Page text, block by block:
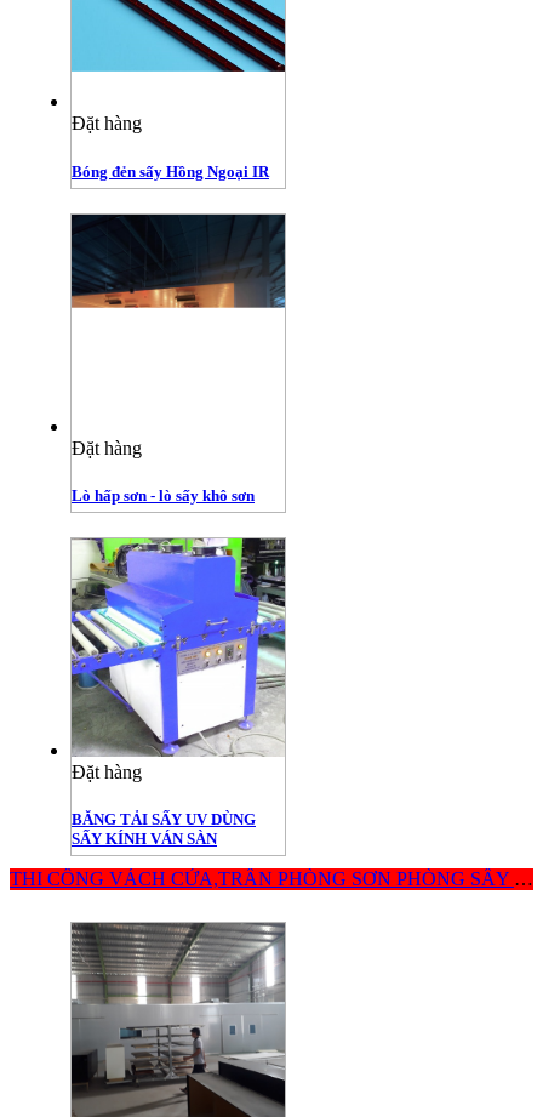
Đặt hàng
Bóng đẻn sấy Hồng Ngoại IR
Đặt hàng
Lò hấp sơn - lò sấy khô sơn
Đặt hàng
BĂNG TẢI SẤY UV DÙNG
SẤY KÍNH VÁN SÀN
THI CÔNG VÁCH CỬA,TRẦN PHÒNG SƠN PHÒNG SẤY BẰNG TẤM PANEL